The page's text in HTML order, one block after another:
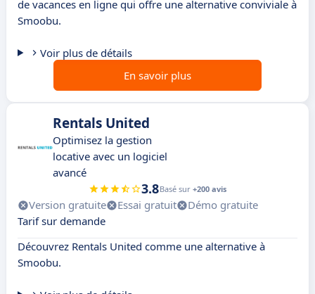
de vacances en ligne qui offre une alternative conviviale à
Smoobu.
Voir plus de détails
En savoir plus
Rentals United
Optimisez la gestion
locative avec un logiciel
avancé
3.8Basé sur +200 avis
Version gratuite Essai gratuit
Démo gratuite
Tarif sur demande
Découvrez Rentals United comme une alternative à
Smoobu.